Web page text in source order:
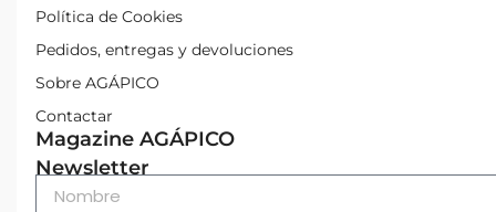
Política de Cookies
Pedidos, entregas y devoluciones
Sobre AGÁPICO
Contactar
Magazine AGÁPICO
Newsletter